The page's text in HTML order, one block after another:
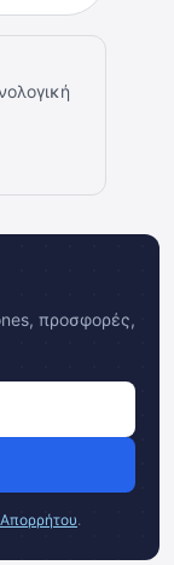
προσφορές,
Απορρήτου.